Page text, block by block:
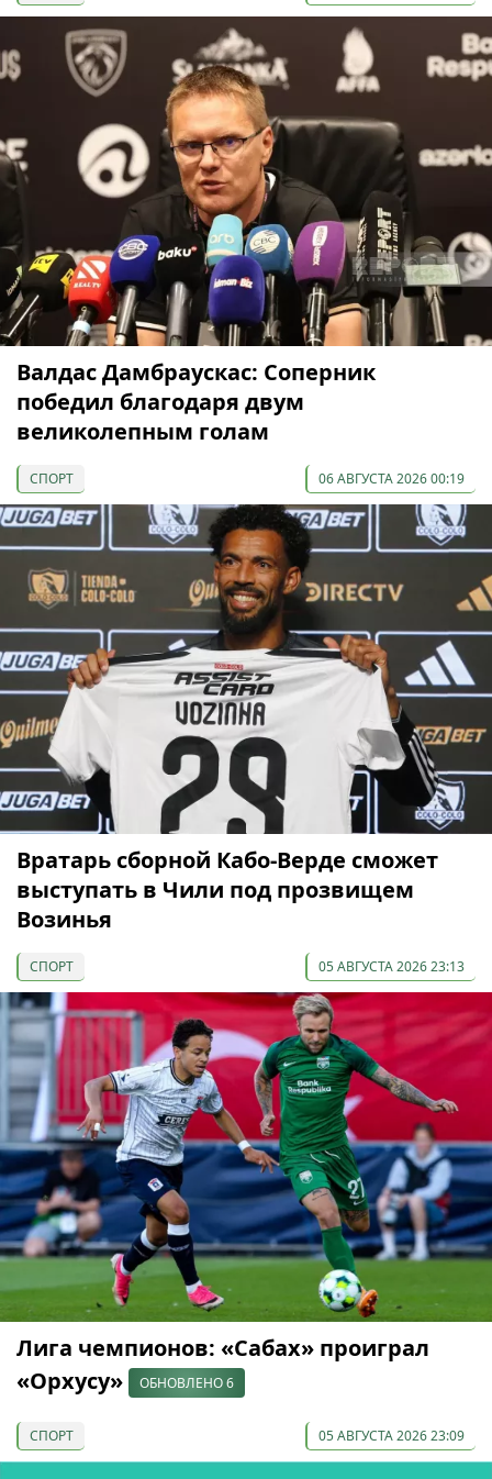
Валдас Дамбраускас: Соперник
победил благодаря двум
великолепным голам
СПОРТ 06 АВГУСТА 2026 00:19
Вратарь сборной Кабо-Верде сможет
выступать в Чили под прозвищем
Возинья
СПОРТ 05 АВГУСТА 2026 23:13
Лига чемпионов: «Сабах» проиграл
«Орхусу»
ОБНОВЛЕНО 6
СПОРТ 05 АВГУСТА 2026 23:09